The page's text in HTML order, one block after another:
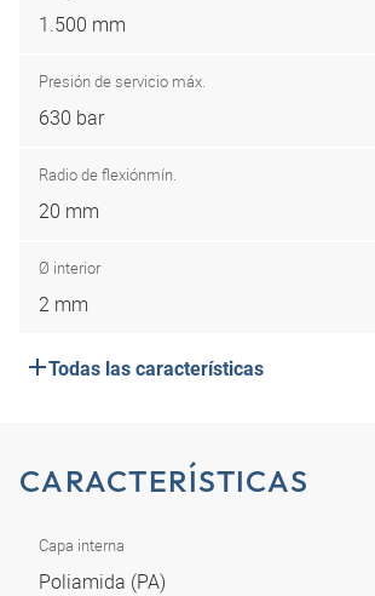
1.500 mm
Presión de servicio máx.
630 bar
Radio de flexiónmín.
20 mm
Ø interior
2 mm
Todas las características
CARACTERÍSTICAS
Capa interna
Poliamida (PA)